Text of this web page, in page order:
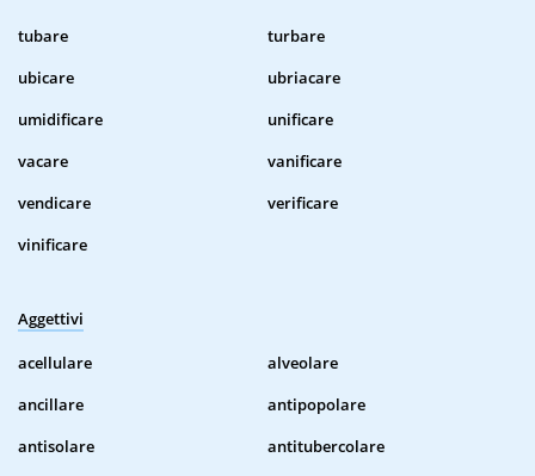
tubare
turbare
ubicare
ubriacare
umidificare
unificare
vacare
vanificare
vendicare
verificare
vinificare
Aggettivi
acellulare
alveolare
ancillare
antipopolare
antisolare
antitubercolare